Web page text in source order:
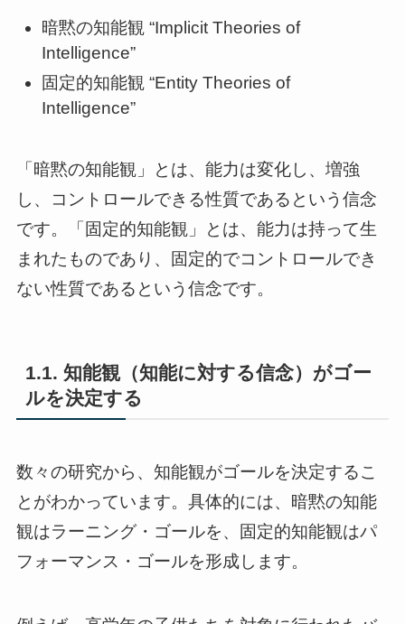
暗黙の知能観 “Implicit Theories of
Intelligence”
固定的知能観 “Entity Theories of
Intelligence”
「暗黙の知能観」とは、能力は変化し、増強
し、コントロールできる性質であるという信念
です。「固定的知能観」とは、能力は持って生
まれたものであり、固定的でコントロールでき
ない性質であるという信念です。
1.1. 知能観（知能に対する信念）がゴー
ルを決定する
数々の研究から、知能観がゴールを決定するこ
とがわかっています。具体的には、暗黙の知能
観はラーニング・ゴールを、固定的知能観はパ
フォーマンス・ゴールを形成します。